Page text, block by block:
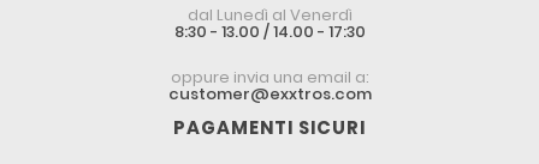
dal Lunedì al Venerdì
8:30 - 13.00 / 14.00 - 17:30
oppure invia una email a:
customer@exxtros.com
PAGAMENTI SICURI